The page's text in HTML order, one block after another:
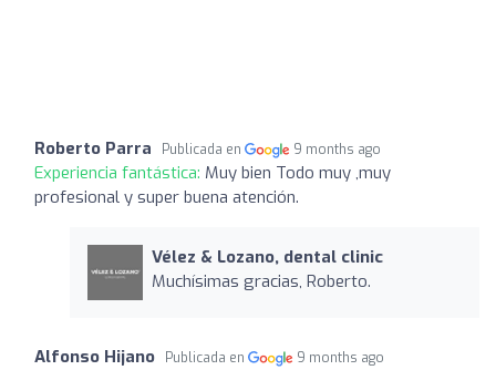
Roberto Parra Publicada en 9 months ago
Experiencia fantástica: Muy bien Todo muy ,muy
profesional y super buena atención.
Vélez & Lozano, dental clinic
Muchísimas gracias, Roberto.
Alfonso Hijano Publicada en 9 months ago